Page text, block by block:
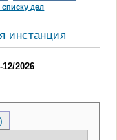
списку дел
инстанция
2026